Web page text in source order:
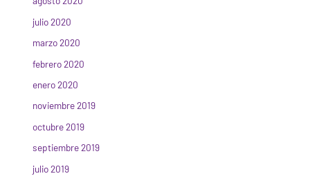
julio 2020
marzo 2020
febrero 2020
enero 2020
noviembre 2019
octubre 2019
septiembre 2019
julio 2019